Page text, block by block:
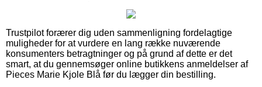
Trustpilot forærer dig uden sammenligning fordelagtige
muligheder for at vurdere en lang række nuværende
konsumenters betragtninger og på grund af dette er det
smart, at du gennemsøger online butikkens anmeldelser af
Pieces Marie Kjole Blå før du lægger din bestilling.